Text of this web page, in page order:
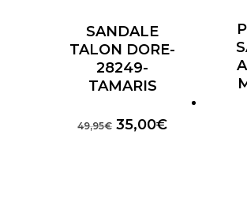
SANDALE
TALON DORE-
28249-
TAMARIS
49,95€ Le
35,00€Le